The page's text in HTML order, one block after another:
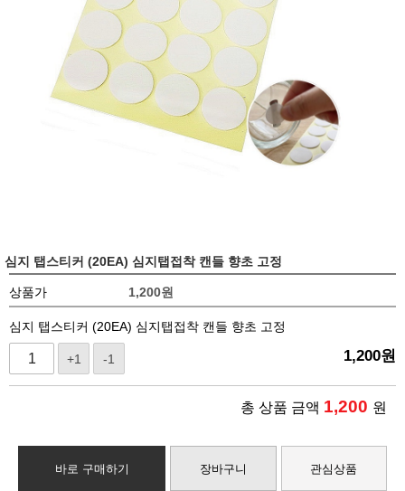
심지 탭스티커 (20EA) 심지탭접착 캔들 향초 고정
상품가 1,200원
심지 탭스티커 (20EA) 심지탭접착 캔들 향초 고정
+1 -1 1,200원
총 상품 금액 1,200 원
바로 구매하기 장바구니 관심상품